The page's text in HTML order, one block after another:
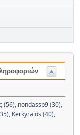
(56), nondassp9 (30),
, Kerkyraios (40),